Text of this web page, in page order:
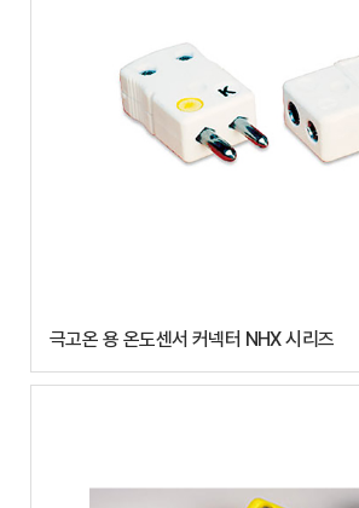
극고온 용 온도센서 커넥터 NHX 시리즈